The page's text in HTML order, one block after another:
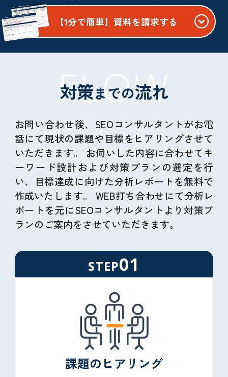
【1分で簡単】資料を請求する
" alt="">
FLOW
対策までの流れ
お問い合わせ後、SEOコンサルタントがお電
話にて現状の課題や目標をヒアリングさせて
いただきます。
お伺いした内容に合わせてキ
ーワード設計および対策プランの選定を行
い、目標達成に向けた分析レポートを無料で
作成いたします。
WEB打ち合わせにて分析レ
ポートを元にSEOコンサルタントより対策プ
ランのご案内をさせていただきます。
STEP01
課題の ヒアリング